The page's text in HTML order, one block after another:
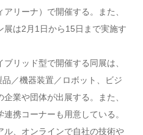
リーナ）で開催する。また、
展は2月1日から15日まで実施す
リッド型で開催する同展は、
／機器装置／ロボット、ビジ
業や団体が出展する。また、
携コーナーも用意している。
、オンラインで自社の技術や